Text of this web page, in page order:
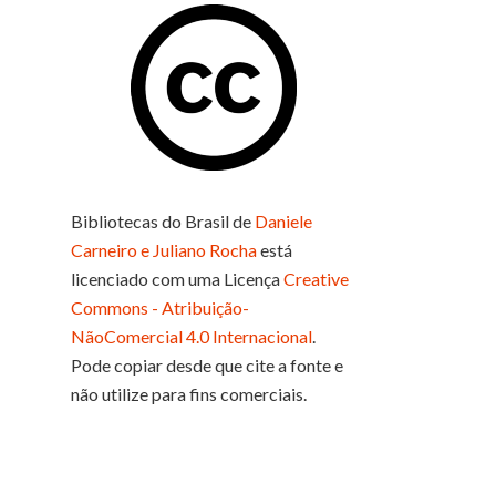
Bibliotecas do Brasilde Daniele
Carneiro e Juliano Rochaestá
licenciado com uma LicençaCreative
Commons - Atribuição-
NãoComercial 4.0 Internacional.
Pode copiar desde que cite a fonte e
não utilize para fins comerciais.